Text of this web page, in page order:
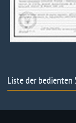
Liste der bedienten